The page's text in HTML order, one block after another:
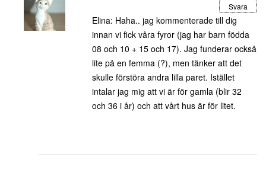
Svara
Elina: Haha.. jag kommenterade till dig
innan vi fick våra fyror (jag har barn födda
08 och 10 + 15 och 17). Jag funderar också
lite på en femma (?), men tänker att det
skulle förstöra andra lilla paret. Istället
intalar jag mig att vi är för gamla (blir 32
och 36 i år) och att vårt hus är för litet.